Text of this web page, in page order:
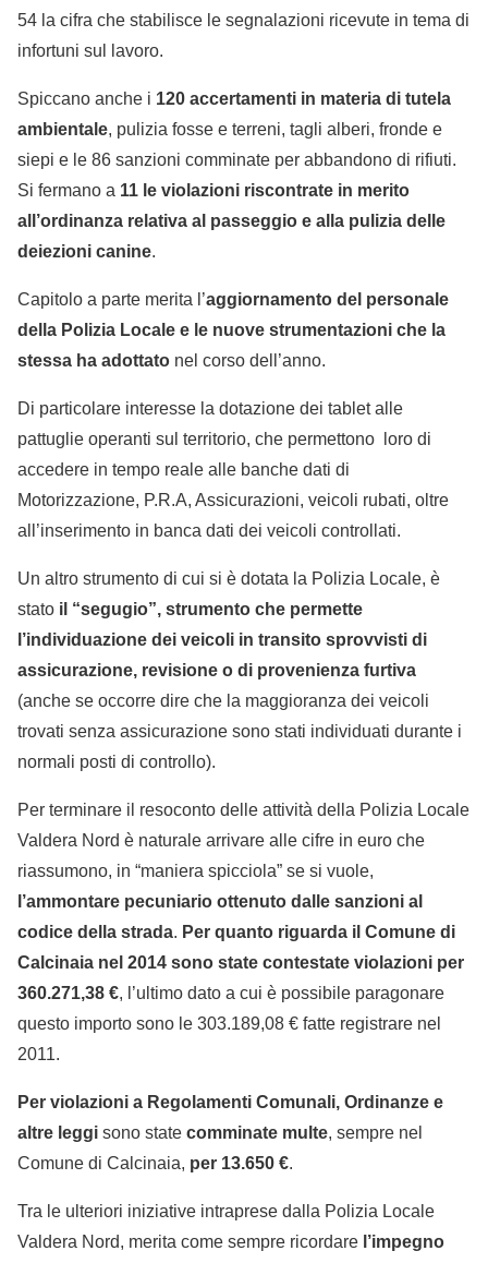
54 la cifra che stabilisce le segnalazioni ricevute in tema di
infortuni sul lavoro.
Spiccano anche i 120 accertamenti in materia di tutela
ambientale, pulizia fosse e terreni, tagli alberi, fronde e
siepi e le 86 sanzioni comminate per abbandono di rifiuti.
Si fermano a 11 le violazioni riscontrate in merito
all’ordinanza relativa al passeggio e alla pulizia delle
deiezioni canine.
Capitolo a parte merita l’aggiornamento del personale
della Polizia Locale e le nuove strumentazioni che la
stessa ha adottato nel corso dell’anno.
Di particolare interesse la dotazione dei tablet alle
pattuglie operanti sul territorio, che permettono loro di
accedere in tempo reale alle banche dati di
Motorizzazione, P.R.A, Assicurazioni, veicoli rubati, oltre
all’inserimento in banca dati dei veicoli controllati.
Un altro strumento di cui si è dotata la Polizia Locale, è
stato il “segugio”, strumento che permette
l’individuazione dei veicoli in transito sprovvisti di
assicurazione, revisione o di provenienza furtiva
(anche se occorre dire che la maggioranza dei veicoli
trovati senza assicurazione sono stati individuati durante i
normali posti di controllo).
Per terminare il resoconto delle attività della Polizia Locale
Valdera Nord è naturale arrivare alle cifre in euro che
riassumono, in “maniera spicciola” se si vuole,
l’ammontare pecuniario ottenuto dalle sanzioni al
codice della strada. Per quanto riguarda il Comune di
Calcinaia nel 2014 sono state contestate violazioni per
360.271,38 €, l’ultimo dato a cui è possibile paragonare
questo importo sono le 303.189,08 € fatte registrare nel
2011.
Per violazioni a Regolamenti Comunali, Ordinanze e
altre leggi sono state comminate multe, sempre nel
Comune di Calcinaia, per 13.650 €.
Tra le ulteriori iniziative intraprese dalla Polizia Locale
Valdera Nord, merita come sempre ricordare l’impegno